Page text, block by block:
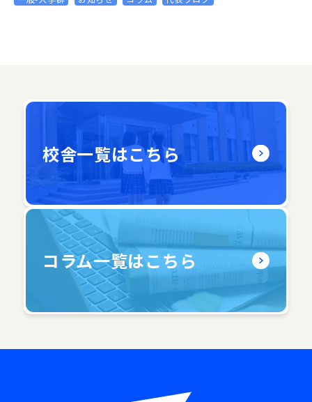
校舎一覧はこちら
コラム一覧はこちら